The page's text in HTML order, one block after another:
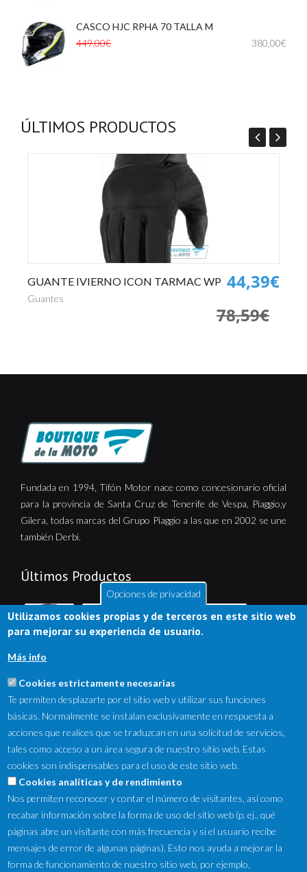
CASCO HJC RPHA 70 TALLA M
449,00€
380,00€
ÚLTIMOS PRODUCTOS
GUANTE IVIERNO ICON TARMAC WP
Guantes
44,39€
78,59€
Fundada en 1994, Tifón Motor nace como concesionario oficial
para la provincia de Santa Cruz de Tenerife de Vespa, Piaggio,y
Gilera, todas marcas del Grupo Piaggio a las que en 2002 se une
también Derbi.
Últimos Productos
NewsLetter
Suscríbete a nuestro Newsletter y recibe en tu correo
electrónico las ofertas destacadas y novedades.
Opciones de privacidad
Utilizamos cookies propias y de terceros en este sitio web
para mejorar su experiencia de usuario.
Más info
Cookies estrictamente necesarias
Te permiten desplazarte por el sitio web y utilizar sus funciones
básicas. Normalmente se instalan exclusivamente en respuesta a
acciones que realices que se traduzcan en una solicitud de servicios,
tales como acceso a un área segura de nuestro sitio web. Estas
cookies son indispensables para el uso de este sitio web.
Cookies analíticas y de rendimiento
Nos permiten reconocer y contar el número de visitantes, así como
recabar información sobre la forma de uso del sitio web (p. ej., qué
páginas abre un visitante con más frecuencia y si el usuario recibe
mensajes de error de algunas páginas). Esto nos ayuda a mejorar la
forma de funcionamiento de nuestro sitio web, por ejemplo,